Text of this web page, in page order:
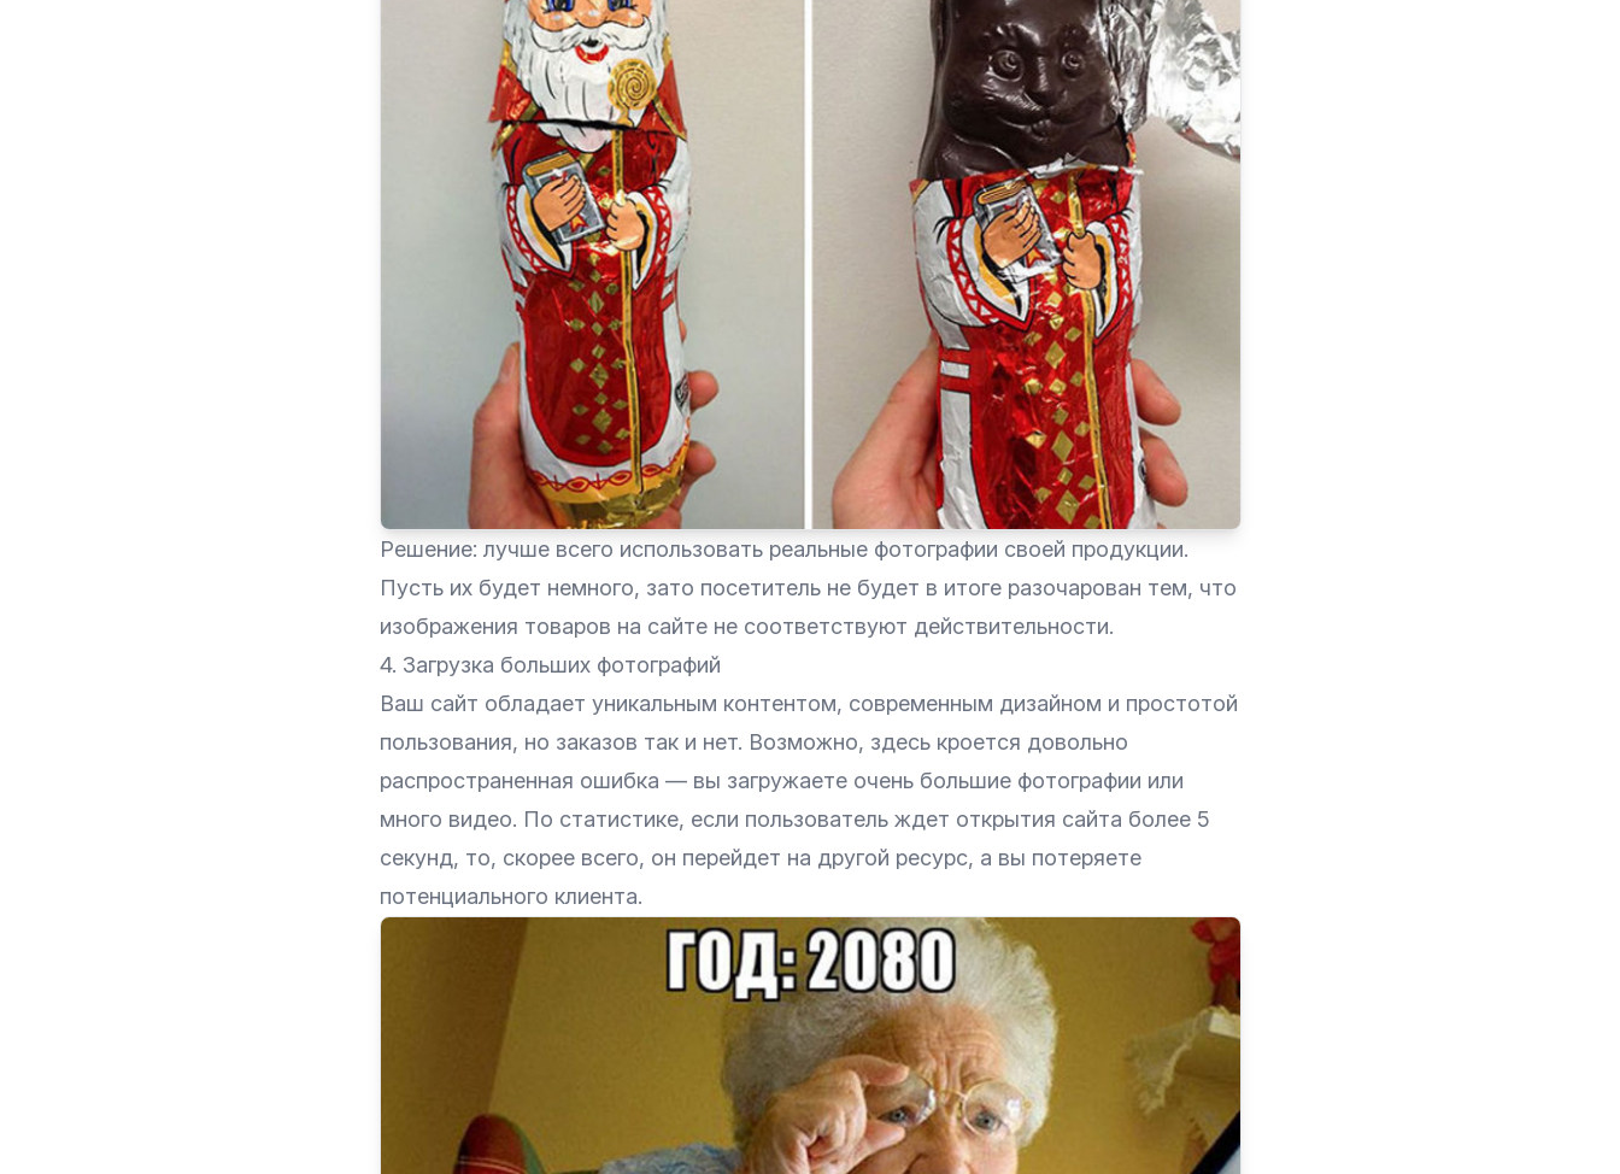
Решение: лучше всего использовать реальные фотографии своей продукции.
Пусть их будет немного, зато посетитель не будет в итоге разочарован тем, что
изображения товаров на сайте не соответствуют действительности.
4. Загрузка больших фотографий
Ваш сайт обладает уникальным контентом, современным дизайном и простотой
пользования, но заказов так и нет. Возможно, здесь кроется довольно
распространенная ошибка — вы загружаете очень большие фотографии или
много видео. По статистике, если пользователь ждет открытия сайта более 5
секунд, то, скорее всего, он перейдет на другой ресурс, а вы потеряете
потенциального клиента.